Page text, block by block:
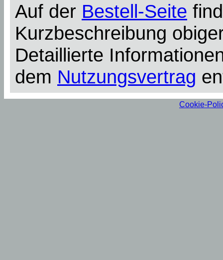
Auf der Bestell-Seite
Kurzbeschreibung
Detaillierte
dem Nutzungsvertrag
Cookie-